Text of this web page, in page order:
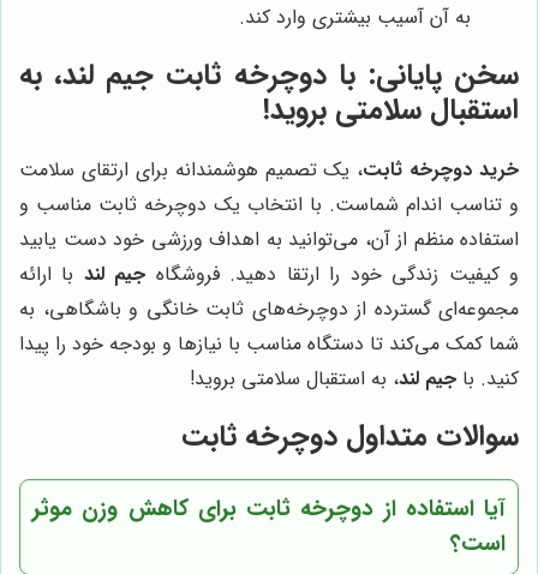
به آن آسیب بیشتری وارد کند.
سخن پایانی: با دوچرخه ثابت جیم لند، به
استقبال سلامتی بروید!
خرید دوچرخه ثابت، یک تصمیم هوشمندانه برای ارتقای سلامت
و تناسب اندام شماست. با انتخاب یک دوچرخه ثابت مناسب و
استفاده منظم از آن، می‌توانید به اهداف ورزشی خود دست یابید
و کیفیت زندگی خود را ارتقا دهید. فروشگاه جیم لند با ارائه
مجموعه‌ای گسترده از دوچرخه‌های ثابت خانگی و باشگاهی، به
شما کمک می‌کند تا دستگاه مناسب با نیازها و بودجه خود را پیدا
کنید. با جیم لند، به استقبال سلامتی بروید!
سوالات متداول دوچرخه ثابت
آیا استفاده از دوچرخه ثابت برای کاهش وزن موثر
است؟